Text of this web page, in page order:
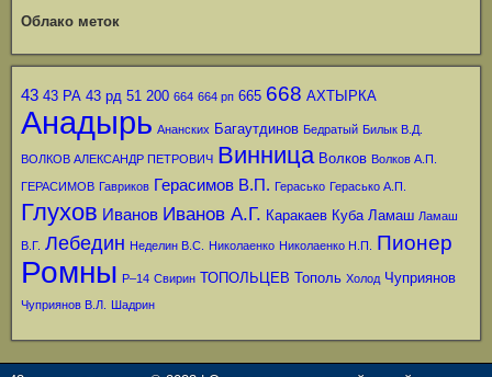
Облако меток
43 43 РА 43 рд 51 200 664 664 рп 665 668 АХТЫРКА
Анадырь Ананских Багаутдинов Бедратый Билык В.Д.
ВОЛКОВ АЛЕКСАНДР ПЕТРОВИЧ Винница Волков Волков А.П.
ГЕРАСИМОВ Гавриков Герасимов В.П. Герасько Герасько А.П.
Глухов Иванов Иванов А.Г. Каракаев Куба Ламаш Ламаш
В.Г. Лебедин Неделин В.С. Николаенко Николаенко Н.П. Пионер
Ромны Р–14 Свирин ТОПОЛЬЦЕВ Тополь Холод Чуприянов
Чуприянов В.Л. Шадрин